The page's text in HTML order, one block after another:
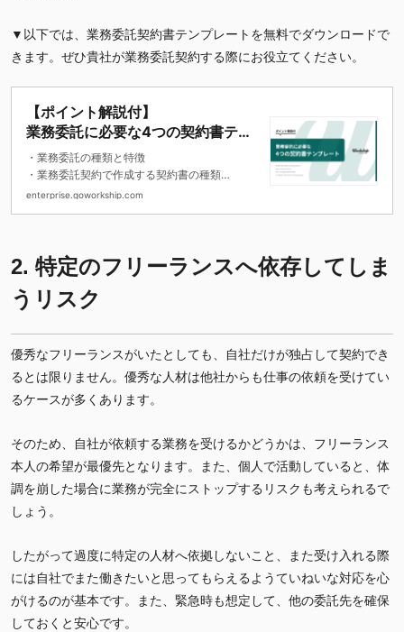
▼以下では、業務委託契約書テンプレートを無料でダウンロードで
きます。ぜひ貴社が業務委託契約する際にお役立てください。
【ポイント解説付】
業務委託に必要な4つの契約書テン
プレート
・業務委託の種類と特徴
・業務委託契約で作成する契約書の種類
・契約書のテンプレート
enterprise.goworkship.com
2. 特定のフリーランスへ依存してしま
うリスク
優秀なフリーランスがいたとしても、自社だけが独占して契約でき
るとは限りません。優秀な人材は他社からも仕事の依頼を受けてい
るケースが多くあります。
そのため、自社が依頼する業務を受けるかどうかは、フリーランス
本人の希望が最優先となります。また、個人で活動していると、体
調を崩した場合に業務が完全にストップするリスクも考えられるで
しょう。
したがって過度に特定の人材へ依拠しないこと、また受け入れる際
には自社でまた働きたいと思ってもらえるようていねいな対応を心
がけるのが基本です。また、緊急時も想定して、他の委託先を確保
しておくと安心です。